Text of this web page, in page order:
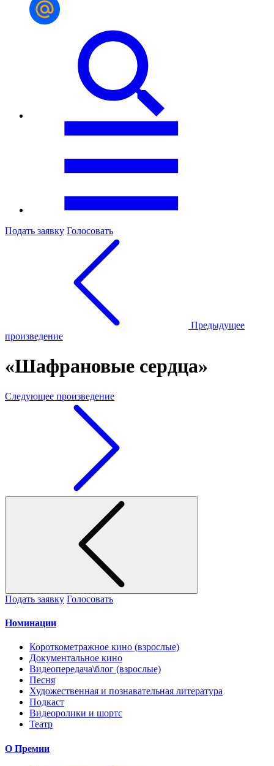
Подать заявку Голосовать
Предыдущее
произведение
«Шафрановые сердца»
Следующее произведение
Подать заявку Голосовать
Номинации
Короткометражное кино (взрослые)
Документальное кино
Видеопередача\блог (взрослые)
Песня
Художественная и познавательная литература
Подкаст
Видеоролики и шортс
Театр
О Премии